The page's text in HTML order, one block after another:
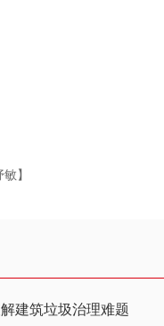
】
建筑垃圾治理难题